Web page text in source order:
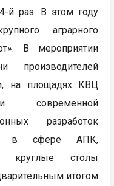
й раз. В этом году
аграрного
В мероприятии
производителей
на площадях КВЦ
современной
разработок
в сфере АПК,
круглые столы
итогом